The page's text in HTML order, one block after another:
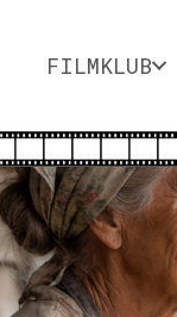
FILMKLUB